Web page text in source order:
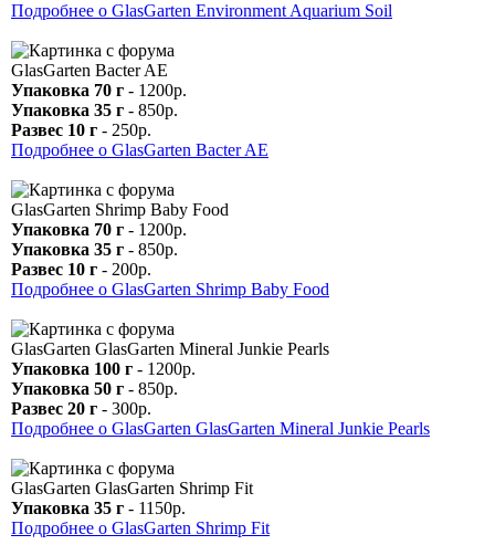
Подробнее о GlasGarten Environment Aquarium Soil
GlasGarten Bacter AE
Упаковка 70 г - 1200р.
Упаковка 35 г - 850р.
Развес 10 г - 250р.
Подробнее о GlasGarten Bacter AE
GlasGarten Shrimp Baby Food
Упаковка 70 г - 1200р.
Упаковка 35 г - 850р.
Развес 10 г - 200р.
Подробнее о GlasGarten Shrimp Baby Food
GlasGarten GlasGarten Mineral Junkie Pearls
Упаковка 100 г - 1200р.
Упаковка 50 г - 850р.
Развес 20 г - 300р.
Подробнее о GlasGarten GlasGarten Mineral Junkie Pearls
GlasGarten GlasGarten Shrimp Fit
Упаковка 35 г - 1150р.
Подробнее о GlasGarten Shrimp Fit